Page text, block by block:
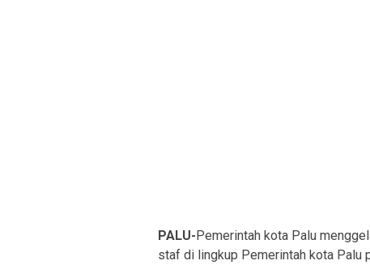
PALU-Pemerintah kota Palu
staf di lingkup Pemerintah kota Palu